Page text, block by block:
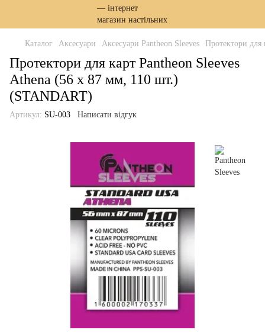
Каталог Аксесуари Аксесуари Pantheon Sleeves Протектори
Протектори для карт Pantheon Sleeves
Athena (56 х 87 мм, 110 шт.)
(STANDART)
Артикул: SU-003 Написати відгук